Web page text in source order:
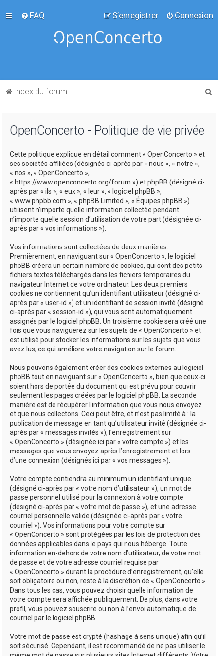
FAQ Connexion
S’enregistrer
Index du forum
OpenConcerto - Politique de vie privée
Cette politique explique en détail comment « OpenConcerto » et
ses sociétés affiliées (désignés ci-après par « nous », « notre »,
« nos », « OpenConcerto »,
« https://www.openconcerto.org/forum ») et phpBB (désigné ci-
après par « ils », « eux », « leur », « logiciel phpBB »,
« www.phpbb.com », « phpBB Limited », « Équipes phpBB »)
utilisent n’importe quelle information collectée pendant
n’importe quelle session d’utilisation de votre part (désignée ci-
après par « vos informations »).
Vos informations sont collectées de deux manières.
Premièrement, en naviguant sur « OpenConcerto », le logiciel
phpBB créera un certain nombre de cookies, qui sont des petits
fichiers textes téléchargés dans les fichiers temporaires du
navigateur Internet de votre ordinateur. Les deux premiers
cookies ne contiennent qu’un identifiant utilisateur (désigné ci-
après par « user-id ») et un identifiant de session invité (désigné
ci-après par « session-id »), qui vous sont automatiquement
assignés par le logiciel phpBB. Un troisième cookie sera créé une
fois que vous naviguerez sur les sujets de « OpenConcerto » et
est utilisé pour stocker les informations sur les sujets que vous
avez lus, ce qui améliore votre navigation sur le forum.
Nous pouvons également créer des cookies externes au logiciel
phpBB tout en naviguant sur « OpenConcerto », bien que ceux-ci
soient hors de portée du document qui est prévu pour couvrir
seulement les pages créées par le logiciel phpBB. La seconde
manière est de récupérer l’information que vous nous envoyez
et que nous collectons. Ceci peut être, et n’est pas limité à : la
publication de message en tant qu’utilisateur invité (désignée ci-
après par « messages invités »), l’enregistrement sur
« OpenConcerto » (désignée ici par « votre compte ») et les
messages que vous envoyez après l’enregistrement et lors
d’une connexion (désignés ici par « vos messages »).
Votre compte contiendra au minimum un identifiant unique
(désigné ci-après par « votre nom d’utilisateur »), un mot de
passe personnel utilisé pour la connexion à votre compte
(désigné ci-après par « votre mot de passe »), et une adresse
courriel personnelle valide (désignée ci-après par « votre
courriel »). Vos informations pour votre compte sur
« OpenConcerto » sont protégées par les lois de protection des
données applicables dans le pays qui nous héberge. Toute
information en-dehors de votre nom d’utilisateur, de votre mot
de passe et de votre adresse courriel requise par
« OpenConcerto » durant la procédure d’enregistrement, qu’elle
soit obligatoire ou non, reste à la discrétion de « OpenConcerto ».
Dans tous les cas, vous pouvez choisir quelle information de
votre compte sera affichée publiquement. De plus, dans votre
profil, vous pouvez souscrire ou non à l’envoi automatique de
courriel par le logiciel phpBB.
Votre mot de passe est crypté (hashage à sens unique) afin qu’il
soit sécurisé. Cependant, il est recommandé de ne pas utiliser le